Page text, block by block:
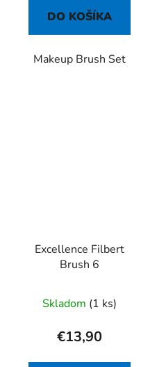
DO KOŠÍKA
Makeup Brush Set
Excellence Filbert
Brush 6
Skladom (1 ks)
€13,90